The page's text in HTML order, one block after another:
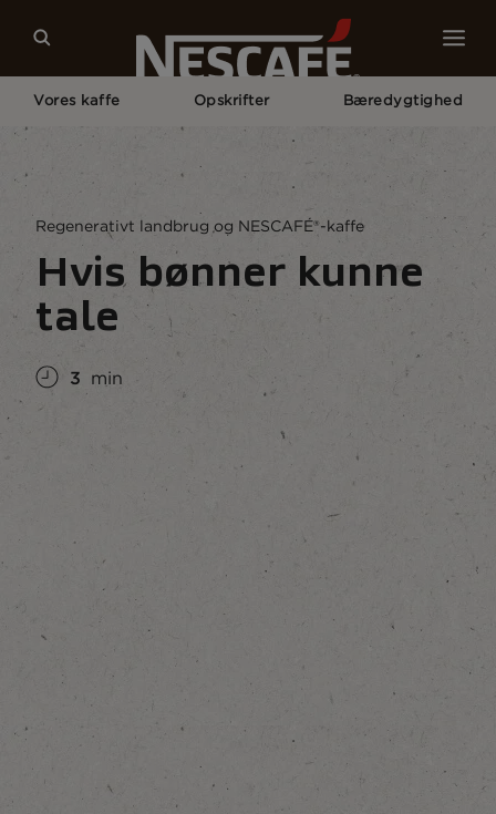
Vores kaffe Opskrifter Bæredygtighed
Regenerativt Landbrug Og NESCAFÉ®-kaffe
Regenerativt landbrug og NESCAFÉ®-kaffe
Hvis bønner kunne
tale
3 min
Tilføj til favoritter